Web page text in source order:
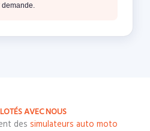
demande.
AVEC NOUS
des simulateurs auto moto